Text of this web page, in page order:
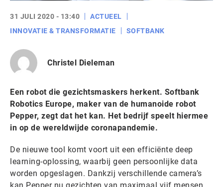
31 JULI 2020 - 13:40
ACTUEEL
INNOVATIE & TRANSFORMATIE
SOFTBANK
Christel Dieleman
Een robot die gezichtsmaskers herkent. Softbank
Robotics Europe, maker van de humanoide robot
Pepper, zegt dat het kan. Het bedrijf speelt hiermee
in op de wereldwijde coronapandemie.
De nieuwe tool komt voort uit een efficiënte deep
learning-oplossing, waarbij geen persoonlijke data
worden opgeslagen. Dankzij verschillende camera’s